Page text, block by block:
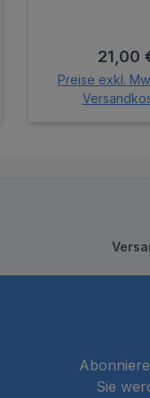
21,00
Preise exkl.
Sie